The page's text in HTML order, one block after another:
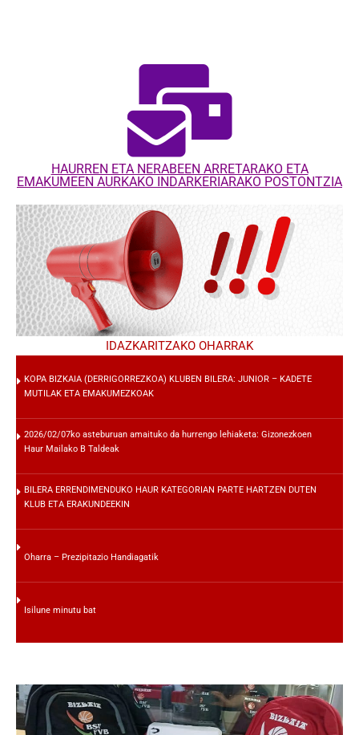
HAURREN ETA NERABEEN ARRETARAKO ETA
EMAKUMEEN AURKAKO INDARKERIARAKO POSTONTZIA
IDAZKARITZAKO OHARRAK
KOPA BIZKAIA (DERRIGORREZKOA) KLUBEN BILERA: JUNIOR – KADETE
MUTILAK ETA EMAKUMEZKOAK
2026/02/07ko asteburuan amaituko da hurrengo lehiaketa: Gizonezkoen
Haur Mailako B Taldeak
BILERA ERRENDIMENDUKO HAUR KATEGORIAN PARTE HARTZEN DUTEN
KLUB ETA ERAKUNDEEKIN
Oharra – Prezipitazio Handiagatik
Isilune minutu bat